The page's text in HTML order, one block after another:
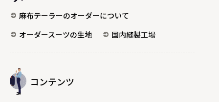
麻布テーラーのオーダーについて
オーダースーツの生地
国内縫製工場
コンテンツ